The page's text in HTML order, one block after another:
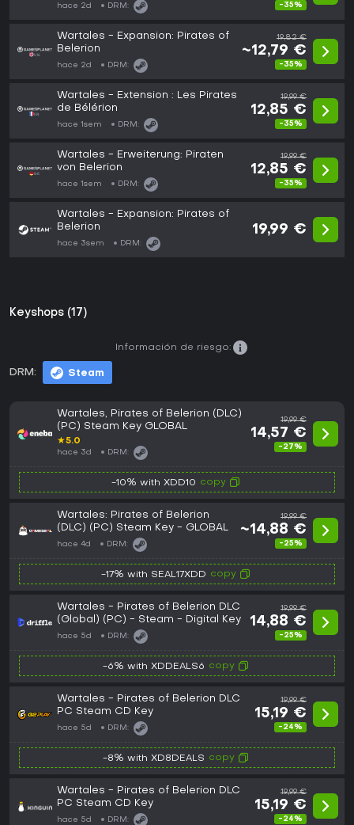
hace 2d DRM: -35%
Wartales - Expansion: Pirates of
Belerion
hace 2d DRM:
19,82 €
~12,79 €
-35%
Wartales - Extension : Les Pirates
de Bélérion
hace 1sem DRM:
19,99 €
12,85 €
-35%
Wartales - Erweiterung: Piraten
von Belerion
hace 1sem DRM:
19,99 €
12,85 €
-35%
Wartales - Expansion: Pirates of
Belerion
hace 3sem DRM:
19,99 €
Keyshops (17)
DRM: Steam
Información de riesgo:
Wartales, Pirates of Belerion (DLC)
(PC) Steam Key GLOBAL
★5.0
hace 3d DRM:
19,99 €
14,57 €
-27%
-10% with XDD10 copy
Wartales: Pirates of Belerion
(DLC) (PC) Steam Key - GLOBAL
hace 4d DRM:
19,99 €
~14,88 €
-25%
-17% with SEAL17XDD copy
Wartales - Pirates of Belerion DLC
(Global) (PC) - Steam - Digital Key
hace 5d DRM:
19,99 €
14,88 €
-25%
-6% with XDDEALS6 copy
Wartales - Pirates of Belerion DLC
PC Steam CD Key
hace 5d DRM:
19,99 €
15,19 €
-24%
-8% with XD8DEALS copy
Wartales - Pirates of Belerion DLC
PC Steam CD Key
hace 5d DRM:
19,99 €
15,19 €
-24%